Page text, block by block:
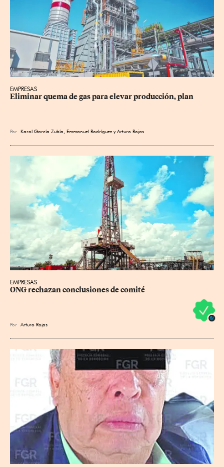
EMPRESAS
Eliminar quema de gas para elevar producción, plan
Por Karol García Zubía Emmanuel Rodríguez yArturo Rojas
EMPRESAS
ONG rechazan conclusiones de comité
Por Arturo Rojas